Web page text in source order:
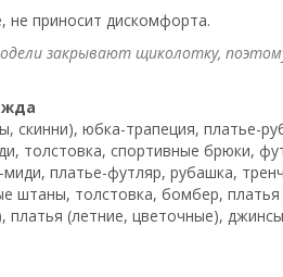
не приносит дискомфорта.
закрывают щиколотку,
скинни), юбка-трапеция, платье-
толстовка, спортивные брюки,
платье-футляр, рубашка,
штаны, толстовка, бомбер,
(летние, цветочные),